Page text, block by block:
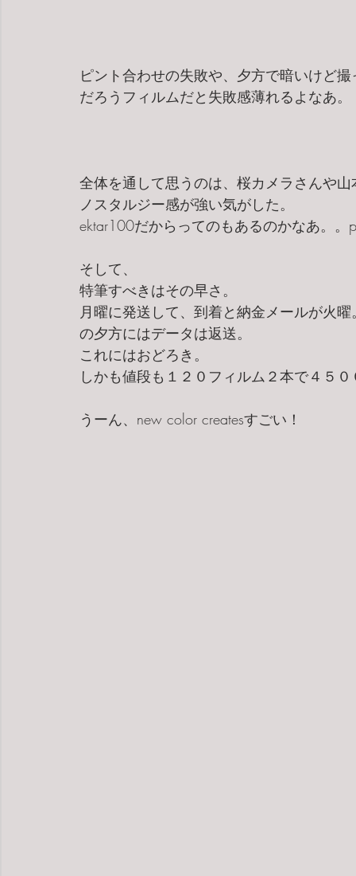
ピント合わせの失敗や、夕方で暗いけど
だろうフィルムだと失敗感薄れるよなあ。
全体を通して思うのは、桜カメラさんや
ノスタルジー感が強い気がした。
ektar100だからってのもあるのかなあ。
そして、
特筆すべきはその早さ。
月曜に発送して、到着と納金メールが火
の夕方にはデータは返送。
これにはおどろき。
しかも値段も１２０フィルム２本で４５
うーん、new color createsすごい！